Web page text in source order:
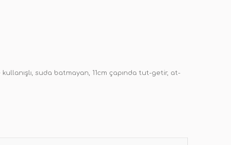
suda batmayan, 11cm çapında tut-getir, at-